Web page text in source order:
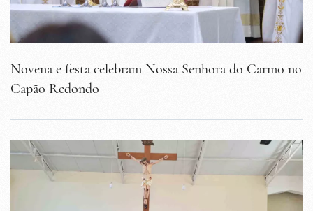
Novena e festa celebram Nossa Senhora do Carmo no
Capão Redondo